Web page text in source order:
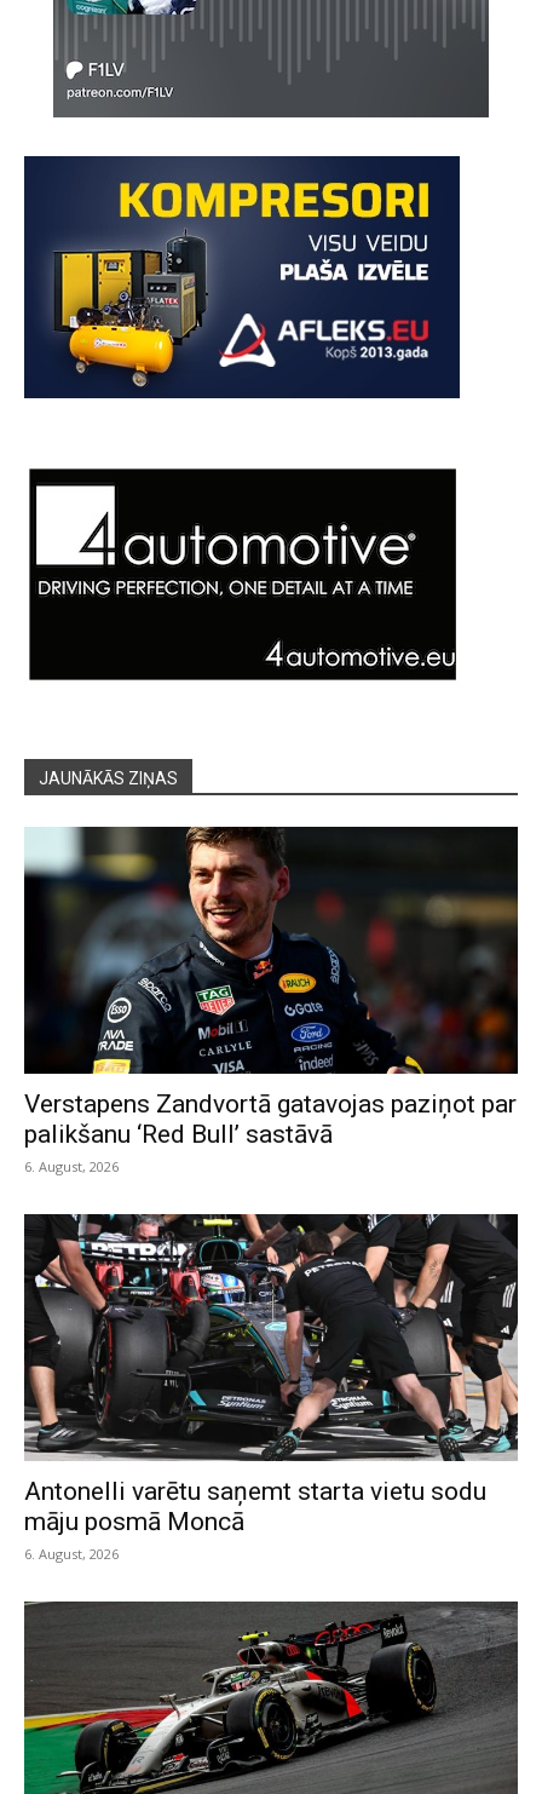
JAUNĀKĀS ZIŅAS
Verstapens Zandvortā gatavojas paziņot par
palikšanu ‘Red Bull’ sastāvā
6. August, 2026
Antonelli varētu saņemt starta vietu sodu
māju posmā Moncā
6. August, 2026